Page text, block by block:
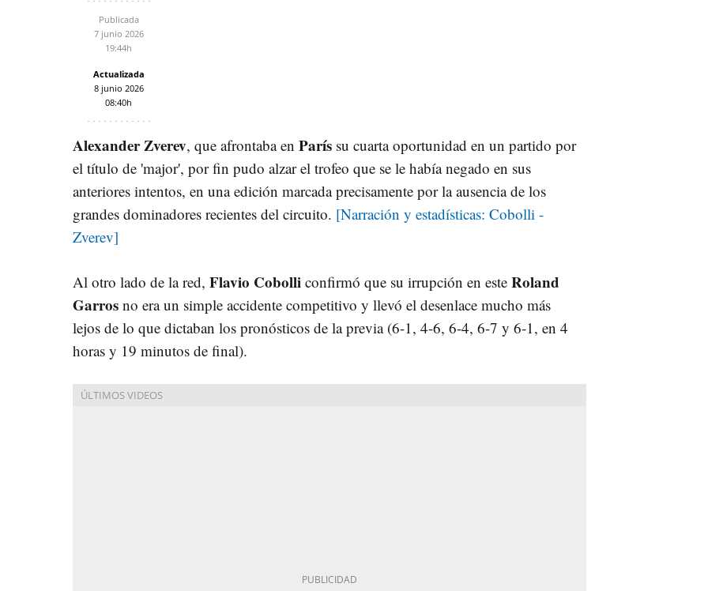
Publicada
7 junio 2026
19:44h
Actualizada
8 junio 2026
08:40h
Alexander Zverev, que afrontaba en París su cuarta oportunidad en un partido por
el título de 'major', por fin pudo alzar el trofeo que se le había negado en sus
anteriores intentos, en una edición marcada precisamente por la ausencia de los
grandes dominadores recientes del circuito. [Narración y estadísticas: Cobolli -
Zverev]
Al otro lado de la red, Flavio Cobolli confirmó que su irrupción en este Roland
Garros no era un simple accidente competitivo y llevó el desenlace mucho más
lejos de lo que dictaban los pronósticos de la previa (6-1, 4-6, 6-4, 6-7 y 6-1, en 4
horas y 19 minutos de final).